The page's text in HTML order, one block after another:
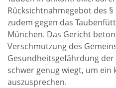
Rücksichtnahmegebot des
zudem gegen das
München. Das Gericht
Verschmutzung des
Gesundheitsgefährdung
schwer genug wiegt, um ein
auszusprechen.